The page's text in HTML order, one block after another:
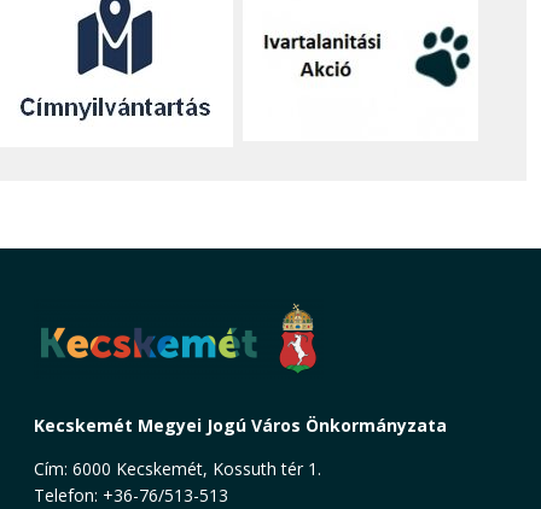
Kecskemét Megyei Jogú Város Önkormányzata
Cím: 6000 Kecskemét, Kossuth tér 1.
Telefon: +36-76/513-513